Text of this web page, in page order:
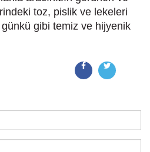
toz, pislik ve lekeleri
günkü gibi temiz ve hijyenik